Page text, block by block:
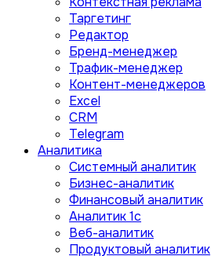
Таргетинг
Редактор
Бренд-менеджер
Трафик-менеджер
Контент-менеджеров
Excel
CRM
Telegram
Аналитика
Системный аналитик
Бизнес-аналитик
Финансовый аналитик
Aналитик 1с
Веб-аналитик
Продуктовый аналитик